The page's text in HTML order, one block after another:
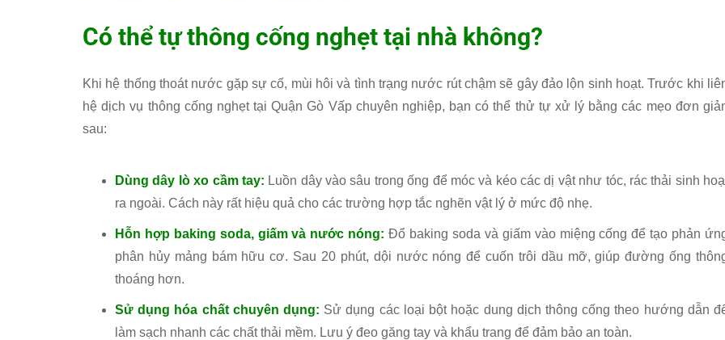
Có thể tự thông cống nghẹt tại nhà không?
Khi hệ thống thoát nước gặp sự cố, mùi hôi và tình trạng nước rút chậm sẽ gây đảo lộn sinh hoạt. Trước khi
hệ dịch vụ thông cống nghẹt tại Quận Gò Vấp chuyên nghiệp, bạn có thể thử tự xử lý bằng các mẹo đơn
sau:
Dùng dây lò xo cầm tay: Luồn dây vào sâu trong ống để móc và kéo các dị vật như tóc, rác thải sinh
ra ngoài. Cách này rất hiệu quả cho các trường hợp tắc nghẽn vật lý ở mức độ nhẹ.
Hỗn hợp baking soda, giấm và nước nóng: Đổ baking soda và giấm vào miệng cống để tạo phản
phân hủy mảng bám hữu cơ. Sau 20 phút, dội nước nóng để cuốn trôi dầu mỡ, giúp đường ống
thoáng hơn.
Sử dụng hóa chất chuyên dụng: Sử dụng các loại bột hoặc dung dịch thông cống theo hướng dẫn
làm sạch nhanh các chất thải mềm. Lưu ý đeo găng tay và khẩu trang để đảm bảo an toàn.